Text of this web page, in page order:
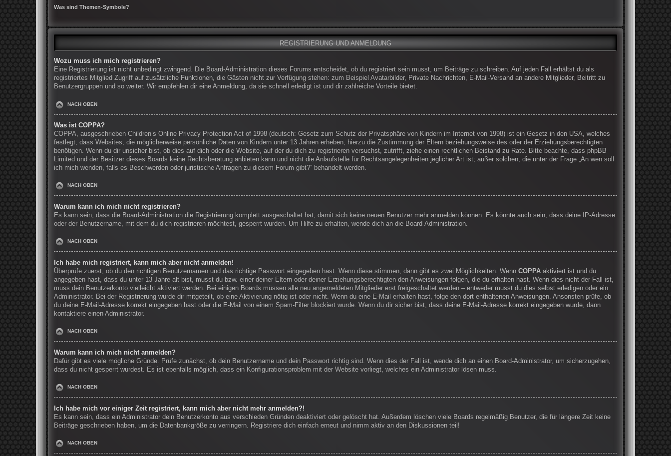
Was sind Themen-Symbole?
REGISTRIERUNG UND ANMELDUNG
Wozu muss ich mich registrieren?
Eine Registrierung ist nicht unbedingt zwingend. Die Board-Administration dieses Forums entscheidet, ob du registriert sein musst, um Beiträge zu schreiben. Auf jeden Fall erhältst du als
registriertes Mitglied Zugriff auf zusätzliche Funktionen, die Gästen nicht zur Verfügung stehen: zum Beispiel Avatarbilder, Private Nachrichten, E-Mail-Versand an andere Mitglieder, Beitritt zu
Benutzergruppen und so weiter. Wir empfehlen dir eine Anmeldung, da sie schnell erledigt ist und dir zahlreiche Vorteile bietet.
NACH OBEN
Was ist COPPA?
COPPA, ausgeschrieben Children’s Online Privacy Protection Act of 1998 (deutsch: Gesetz zum Schutz der Privatsphäre von Kindern im Internet von 1998) ist ein Gesetz in den USA, welches
festlegt, dass Websites, die möglicherweise persönliche Daten von Kindern unter 13 Jahren erheben, hierzu die Zustimmung der Eltern beziehungsweise des oder der Erziehungsberechtigten
benötigen. Wenn du dir unsicher bist, ob dies auf dich oder die Website, auf der du dich zu registrieren versuchst, zutrifft, ziehe einen rechtlichen Beistand zu Rate. Bitte beachte, dass phpBB
Limited und der Besitzer dieses Boards keine Rechtsberatung anbieten kann und nicht die Anlaufstelle für Rechtsangelegenheiten jeglicher Art ist; außer solchen, die unter der Frage „An wen soll
ich mich wenden, falls es Beschwerden oder juristische Anfragen zu diesem Forum gibt?“ behandelt werden.
NACH OBEN
Warum kann ich mich nicht registrieren?
Es kann sein, dass die Board-Administration die Registrierung komplett ausgeschaltet hat, damit sich keine neuen Benutzer mehr anmelden können. Es könnte auch sein, dass deine IP-Adresse
oder der Benutzername, mit dem du dich registrieren möchtest, gesperrt wurden. Um Hilfe zu erhalten, wende dich an die Board-Administration.
NACH OBEN
Ich habe mich registriert, kann mich aber nicht anmelden!
Überprüfe zuerst, ob du den richtigen Benutzernamen und das richtige Passwort eingegeben hast. Wenn diese stimmen, dann gibt es zwei Möglichkeiten. Wenn COPPA aktiviert ist und du
angegeben hast, dass du unter 13 Jahre alt bist, musst du bzw. einer deiner Eltern oder deiner Erziehungsberechtigten den Anweisungen folgen, die du erhalten hast. Wenn dies nicht der Fall ist,
muss dein Benutzerkonto vielleicht aktiviert werden. Bei einigen Boards müssen alle neu angemeldeten Mitglieder erst freigeschaltet werden – entweder musst du dies selbst erledigen oder ein
Administrator. Bei der Registrierung wurde dir mitgeteilt, ob eine Aktivierung nötig ist oder nicht. Wenn du eine E-Mail erhalten hast, folge den dort enthaltenen Anweisungen. Ansonsten prüfe, ob
du deine E-Mail-Adresse korrekt eingegeben hast oder die E-Mail von einem Spam-Filter blockiert wurde. Wenn du dir sicher bist, dass deine E-Mail-Adresse korrekt eingegeben wurde, dann
kontaktiere einen Administrator.
NACH OBEN
Warum kann ich mich nicht anmelden?
Dafür gibt es viele mögliche Gründe. Prüfe zunächst, ob dein Benutzername und dein Passwort richtig sind. Wenn dies der Fall ist, wende dich an einen Board-Administrator, um sicherzugehen,
dass du nicht gesperrt wurdest. Es ist ebenfalls möglich, dass ein Konfigurationsproblem mit der Website vorliegt, welches ein Administrator lösen muss.
NACH OBEN
Ich habe mich vor einiger Zeit registriert, kann mich aber nicht mehr anmelden?!
Es kann sein, dass ein Administrator dein Benutzerkonto aus verschieden Gründen deaktiviert oder gelöscht hat. Außerdem löschen viele Boards regelmäßig Benutzer, die für längere Zeit keine
Beiträge geschrieben haben, um die Datenbankgröße zu verringern. Registriere dich einfach erneut und nimm aktiv an den Diskussionen teil!
NACH OBEN